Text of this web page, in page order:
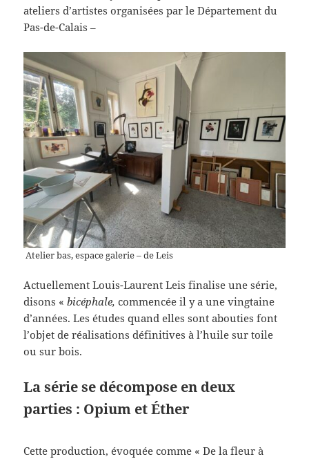
ateliers d’artistes organisées par le Département du
Pas-de-Calais –
Atelier bas, espace galerie – de Leis
Actuellement Louis-Laurent Leis finalise une série,
disons «bicéphale, commencée il y a une vingtaine
d’années. Les études quand elles sont abouties font
l’objet de réalisations définitives à l’huile sur toile
ou sur bois.
La série se décompose en deux
parties : Opium et Éther
Cette production, évoquée comme « De la fleur à